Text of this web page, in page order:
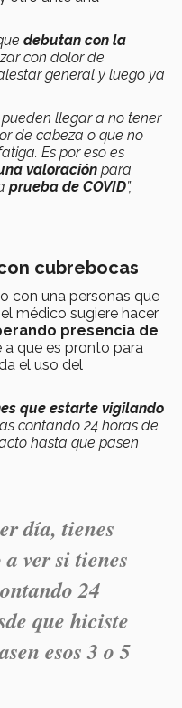
debutan con la
con dolor de
general y luego ya
pueden llegar a no tener
de cabeza o que no
Es por eso es
valoración para
prueba de COVID”,
cubrebocas
con una personas que
médico sugiere hacer
presencia de
a que es pronto para
el uso del
que estarte vigilando
contando 24 horas de
hasta que pasen
día, tienes
ver si tienes
24
que hiciste
esos 3 o 5